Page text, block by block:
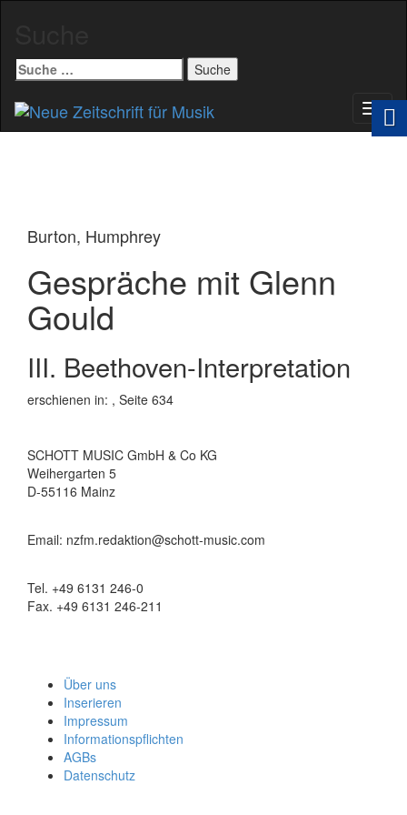
Suche
nach:
Burton, Humphrey
Gespräche mit Glenn
Gould
III. Beethoven-Interpretation
erschienen in: , Seite 634
SCHOTT MUSIC GmbH & Co KG
Weihergarten 5
D-55116 Mainz
Email: nzfm.redaktion@schott-music.com
Tel. +49 6131 246-0
Fax. +49 6131 246-211
Über uns
Inserieren
Impressum
Informationspflichten
AGBs
Datenschutz